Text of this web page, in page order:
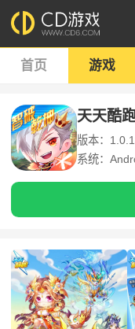
首页 游戏
天天酷
版本：
系统：